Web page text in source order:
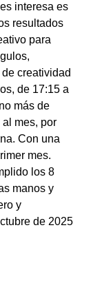
interesa es
resultados
para
creatividad
de 17:15 a
más de
mes, por
Con una
mes.
los 8
manos y
y
de 2025